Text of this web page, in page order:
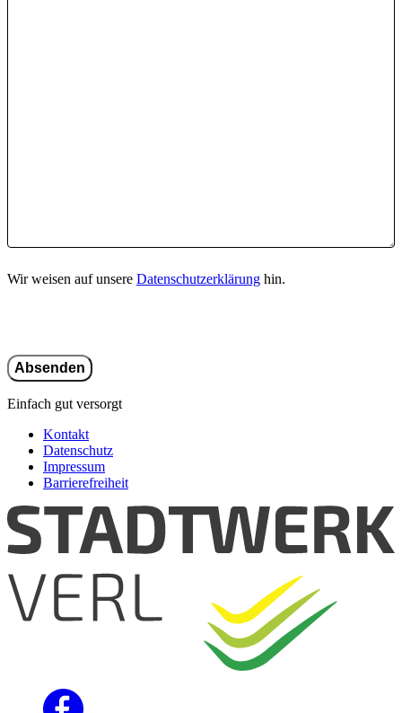
Wir weisen auf unsere Datenschutzerklärung hin.
Einfach gut versorgt
Kontakt
Datenschutz
Impressum
Barrierefreiheit